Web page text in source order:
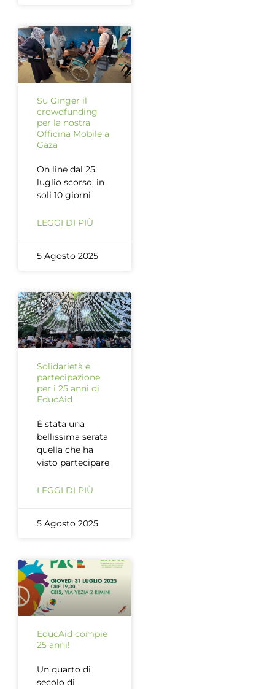
Su Ginger il
crowdfunding
per la nostra
Officina Mobile a
Gaza
On line dal 25
luglio scorso, in
soli 10 giorni
LEGGI DI PIÙ
5 Agosto 2025
Solidarietà e
partecipazione
per i 25 anni di
EducAid
È stata una
bellissima serata
quella che ha
visto partecipare
LEGGI DI PIÙ
5 Agosto 2025
EducAid compie
25 anni!
Un quarto di
secolo di